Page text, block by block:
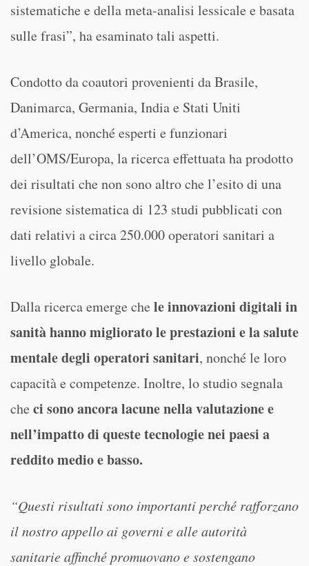
sistematiche e della meta-analisi lessicale e basata
sulle frasi”, ha esaminato tali aspetti.
Condotto da coautori provenienti da Brasile,
Danimarca, Germania, India e Stati Uniti
d’America, nonché esperti e funzionari
dell’OMS/Europa, la ricerca effettuata ha prodotto
dei risultati che non sono altro che l’esito di una
revisione sistematica di 123 studi pubblicati con
dati relativi a circa 250.000 operatori sanitari a
livello globale.
Dalla ricerca emerge che le innovazioni digitali in
sanità hanno migliorato le prestazioni e la salute
mentale degli operatori sanitari, nonché le loro
capacità e competenze. Inoltre, lo studio segnala
che ci sono ancora lacune nella valutazione e
nell’impatto di queste tecnologie nei paesi a
reddito medio e basso.
“Questi risultati sono importanti perché rafforzano
il nostro appello ai governi e alle autorità
sanitarie affinché promuovano e sostengano